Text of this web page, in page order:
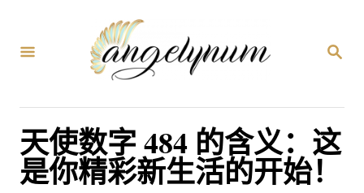
搜
天使数字 484 的含义：这
是你精彩新生活的开始！